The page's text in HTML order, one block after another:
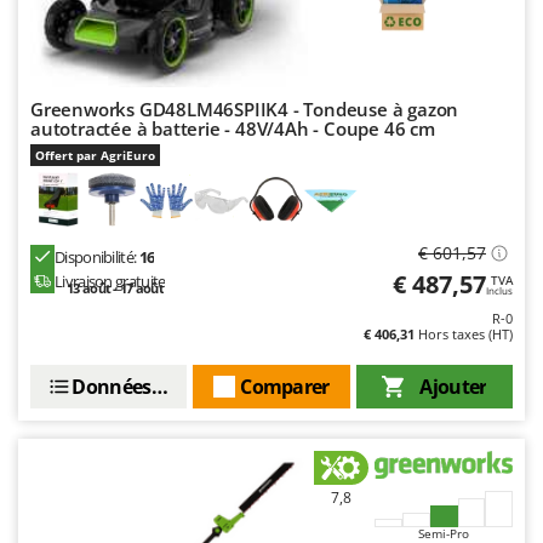
Master
Mastercook
Masterpro
McCulloch
MCH
Michelin
Mille
Minox
MOSA
Greenworks GD48LM46SPIIK4 - Tondeuse à gazon
autotractée à batterie - 48V/4Ah - Coupe 46 cm
Offert par AgriEuro
Disponibilité:16
Livraison gratuite
13 août - 17 août
€ 601,57
€ 487,57 TVA
Inclus
R-0
€ 406,31 Hors taxes (HT)
Ajouter
Comparer
Données techniques
7,8
Semi-Pro